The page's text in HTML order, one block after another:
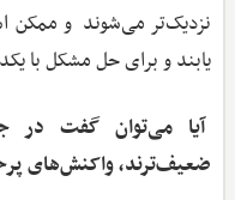
نزدیک‌تر می‌شوند و ممکن
یابند و برای حل مشکل با
آیا می‌توان گفت در
ضعیف‌ترند، واکنش‌های